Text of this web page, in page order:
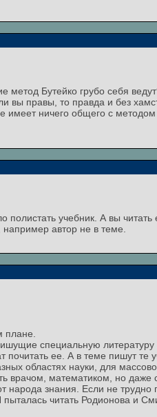
Бутейко грубо себя
вы правы, то правда и без
имеет ничего общего с
учебник. А вы
например автор не в теме.
специальную литературу
ее. А в теме пишут те
областях науки, для
врачом, математиком, но
народа знания. Если не
читать Родионова и